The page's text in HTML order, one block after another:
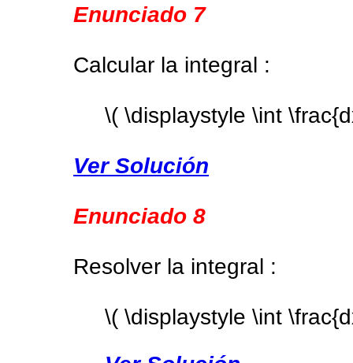
Enunciado 7
Calcular la integral :
\( \displaystyle \int
Ver Solución
Enunciado 8
Resolver la integral :
\( \displaystyle \int